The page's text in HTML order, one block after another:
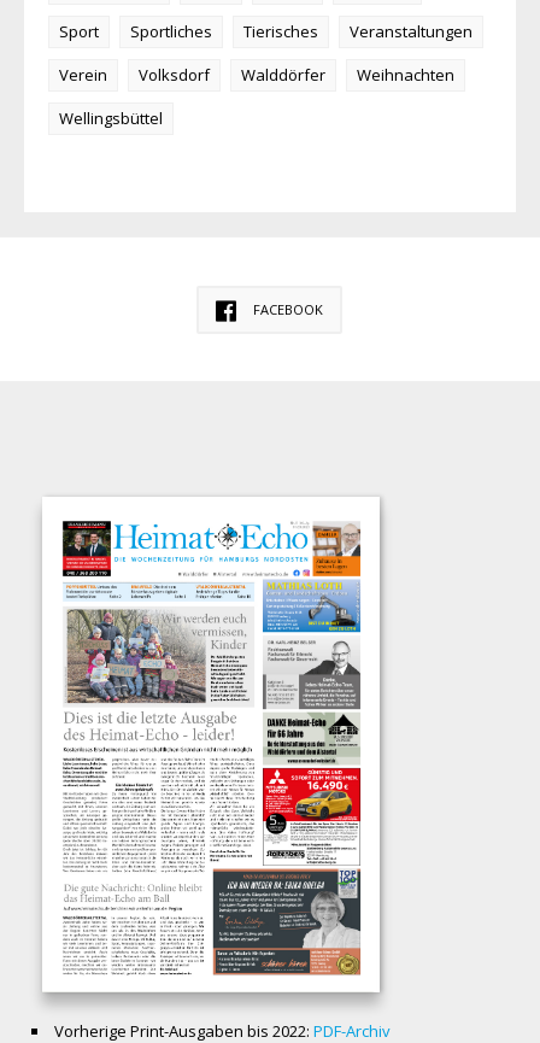
Sport
Sportliches Tierisches
Veranstaltungen
Verein
Volksdorf Walddörfer
Weihnachten
Wellingsbüttel
FACEBOOK
Vorherige Print-Ausgaben bis 2022: PDF-Archiv